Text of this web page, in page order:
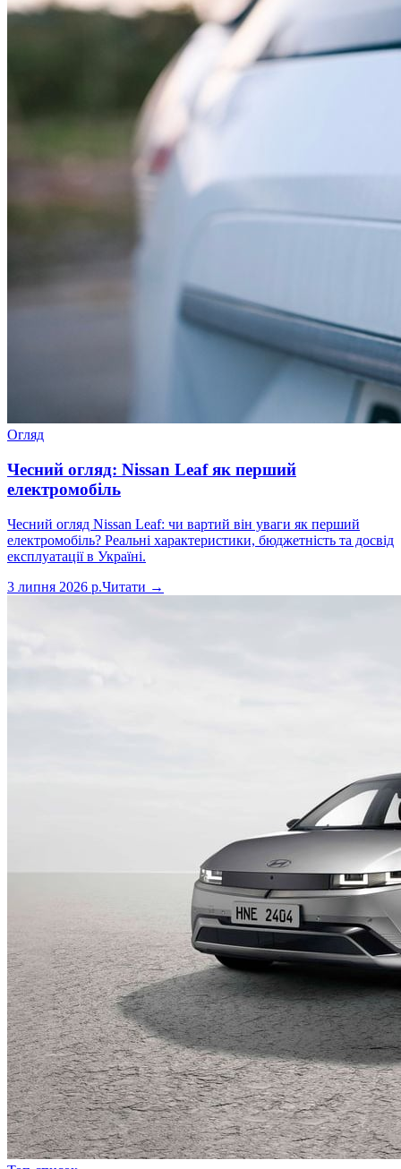
Огляд
Чесний огляд: Nissan Leaf як перший
електромобіль
Чесний огляд Nissan Leaf: чи вартий він уваги як перший
електромобіль? Реальні характеристики, бюджетність та досвід
експлуатації в Україні.
3 липня 2026 р.Читати →